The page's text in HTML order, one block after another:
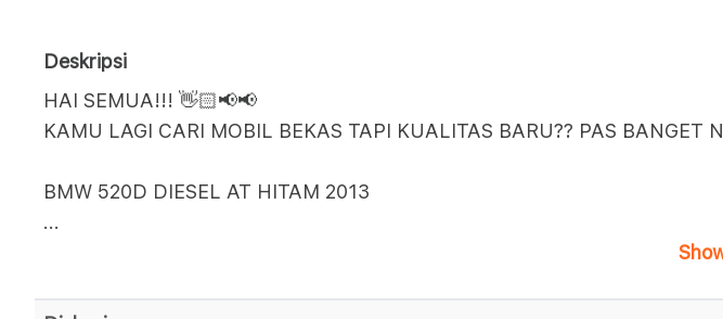
Deskripsi
HAI SEMUA!!! 👋🏻📢📢
KAMU LAGI CARI MOBIL BEKAS TAPI KUALITAS BARU?? PAS BANGET
BMW 520D DIESEL AT HITAM 2013
...